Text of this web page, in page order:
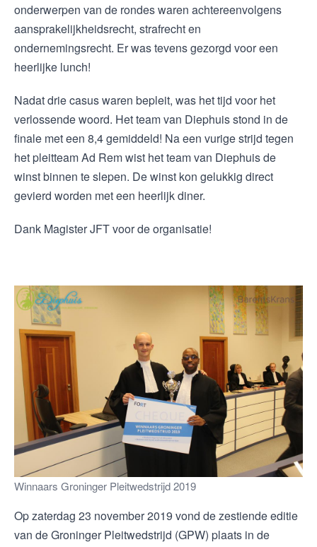
onderwerpen van de rondes waren achtereenvolgens
aansprakelijkheidsrecht, strafrecht en
ondernemingsrecht. Er was tevens gezorgd voor een
heerlijke lunch!
Nadat drie casus waren bepleit, was het tijd voor het
verlossende woord. Het team van Diephuis stond in de
finale met een 8,4 gemiddeld! Na een vurige strijd tegen
het pleitteam Ad Rem wist het team van Diephuis de
winst binnen te slepen. De winst kon gelukkig direct
gevierd worden met een heerlijk diner.
Dank Magister JFT voor de organisatie!
Winnaars Groninger Pleitwedstrijd 2019
Op zaterdag 23 november 2019 vond de zestiende editie
van de Groninger Pleitwedstrijd (GPW) plaats in de